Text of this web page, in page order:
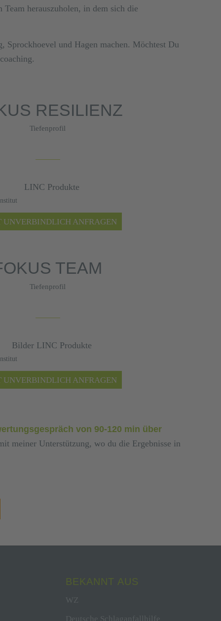
Team herauszuholen, in dem sich die
und Hagen machen. Möchtest Du
RESILIENZ
Tiefenprofil
UNVERBINDLICH ANFRAGEN
TEAM
Tiefenprofil
UNVERBINDLICH ANFRAGEN
von 90-120 min über
meiner Unterstützung, wo du die Ergebnisse in
BEKANNT AUS
WZ
Deutsche Schlaganfallhilfe